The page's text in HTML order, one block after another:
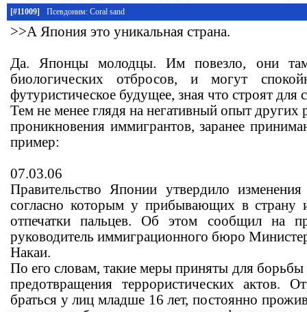
[#11009] Псевдоним: Coral sand
>>А Япония это уникальная страна.
Да. Японцы молодцы. Им повезло, они
биологических отбросов, и могут
футуристическое будущее, зная что строят для
Тем не менее глядя на негативный опыт других
проникновения иммигрантов, заранее
пример:
07.03.06
Правительство Японии утвердило
согласно которым у прибывающих в страну
отпечатки пальцев. Об этом сообщил на
руководитель иммиграционного бюро
Накаи.
По его словам, такие меры приняты для борьбы
предотвращения террористических актов.
браться у лиц младше 16 лет, постоянно